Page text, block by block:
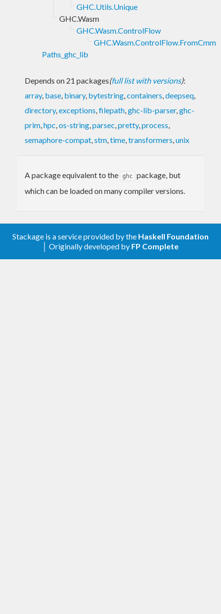
GHC.Utils.Unique
GHC.Wasm
GHC.Wasm.ControlFlow
GHC.Wasm.ControlFlow.FromCmm
Paths_ghc_lib
Depends on 21 packages(full list with versions):
array, base, binary, bytestring,containers,deepseq,
directory,exceptions,filepath,ghc-lib-parser,ghc-
prim,hpc,os-string,parsec,pretty,process,
semaphore-compat,stm,time,transformers,unix
A package equivalent to the ghc package, but
which can be loaded on many compiler versions.
Stackage is a service provided by the Haskell Foundation
│ Originally developed by FP Complete